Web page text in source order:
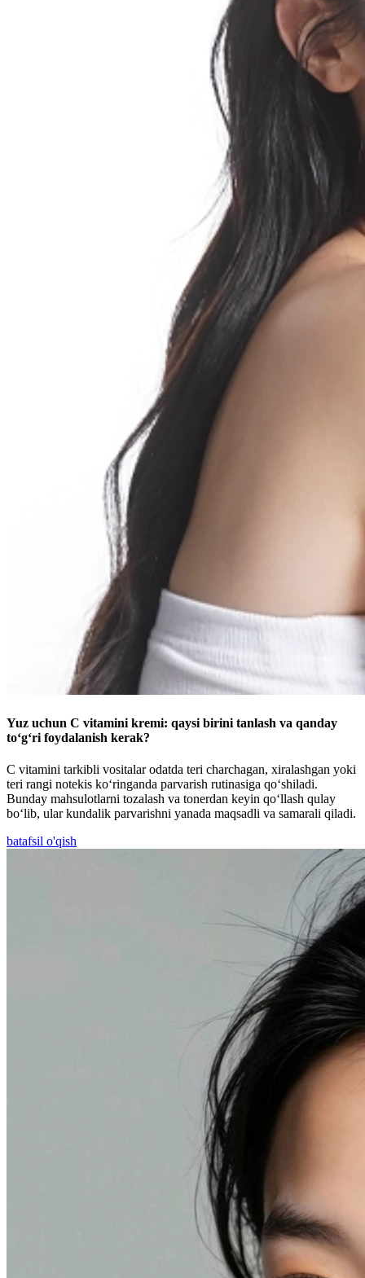
Yuz uchun C vitamini kremi: qaysi birini tanlash va qanday
to‘g‘ri foydalanish kerak?
C vitamini tarkibli vositalar odatda teri charchagan, xiralashgan yoki
teri rangi notekis ko‘ringanda parvarish rutinasiga qo‘shiladi.
Bunday mahsulotlarni tozalash va tonerdan keyin qo‘llash qulay
bo‘lib, ular kundalik parvarishni yanada maqsadli va samarali qiladi.
batafsil o'qish